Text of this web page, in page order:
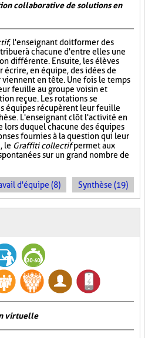
collaborative de solutions en
, l'enseignant doit former des
à chacune d'entre elles une
différente. Ensuite, les élèves
écrire, en équipe, des idées de
en tête. Une fois le temps
feuille au groupe voisin et
reçue. Les rotations se
équipes récupèrent leur feuille
L'enseignant clôt l'activité en
lors duquel chacune des équipes
fournies à la question qui leur
le Graffiti collectifpermet aux
sur un grand nombre de
d'équipe (8) Synthèse (19)
virtuelle